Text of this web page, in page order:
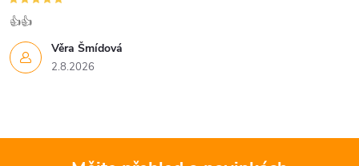
Věra Šmídová
2.8.2026
👍👍